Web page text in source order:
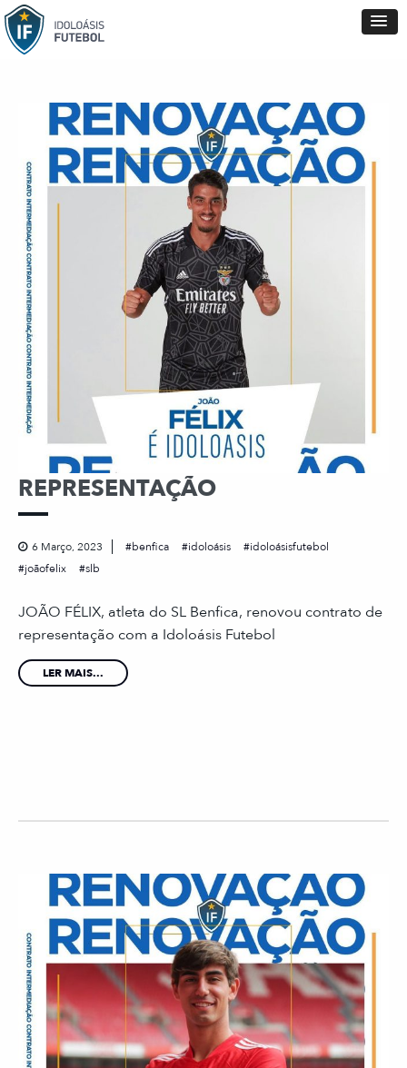
REPRESENTAÇÃO
6 Março, 2023 benfica idoloásis
idoloásisfutebol
joãofelix
slb
JOÃO FÉLIX, atleta do SL Benfica, renovou contrato de
representação com a Idoloásis Futebol
LER MAIS...